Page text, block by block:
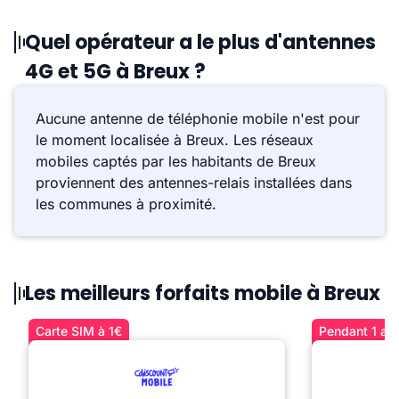
Quel opérateur a le plus d'antennes
4G et 5G à Breux ?
Aucune antenne de téléphonie mobile n'est pour
le moment localisée à Breux. Les réseaux
mobiles captés par les habitants de Breux
proviennent des antennes-relais installées dans
les communes à proximité.
Les meilleurs forfaits mobile à Breux
Carte SIM à 1€ Pendant 1